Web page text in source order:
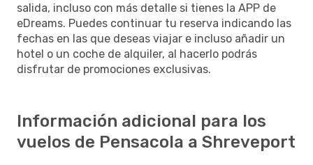
salida, incluso con más detalle si tienes la APP de
eDreams. Puedes continuar tu reserva indicando las
fechas en las que deseas viajar e incluso añadir un
hotel o un coche de alquiler, al hacerlo podrás
disfrutar de promociones exclusivas.
Información adicional para los
vuelos de Pensacola a Shreveport